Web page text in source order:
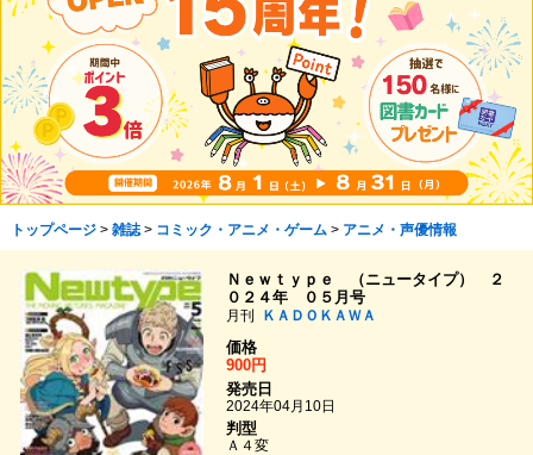
トップページ> 雑誌> コミック・アニメ・ゲーム > アニメ・声優情報
Ｎｅｗｔｙｐｅ （ニュータイプ） ２
０２４年 ０５月号
月刊
ＫＡＤＯＫＡＷＡ
価格
900円
発売日
2024年04月10日
判型
Ａ４変